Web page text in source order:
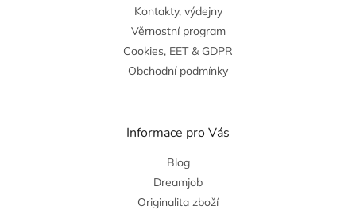
Kontakty, výdejny
Věrnostní program
Cookies, EET & GDPR
Obchodní podmínky
Informace pro Vás
Blog
Dreamjob
Originalita zboží